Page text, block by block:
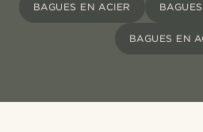
BAGUES EN ACIER BAGUES
BAGUES EN